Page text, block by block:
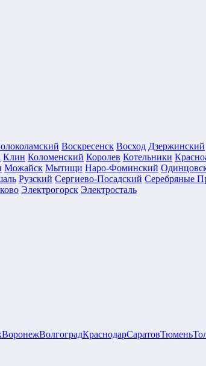
Воскресенск Восход Дзержинский
Клин Коломенский Королев Котельники
Можайск Мытищи Наро-Фоминский
Рузский Сергиево-Посадский Серебряные
Электрогорск Электросталь
ВоронежВолгоградКраснодарСаратовТюмень